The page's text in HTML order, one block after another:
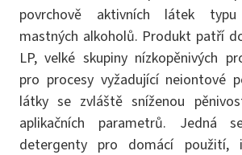
povrchově aktivních látek typu
mastných alkoholů. Produkt patří
LP, velké skupiny nízkopěnivých
pro procesy vyžadující neiontové
látky se zvláště sníženou
aplikačních parametrů. Jedná
detergenty pro domácí použití,